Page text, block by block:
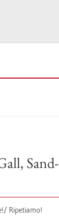
Sand­
Ri­pe­tiamo!